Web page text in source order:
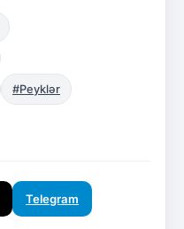
#Peyklər
Telegram